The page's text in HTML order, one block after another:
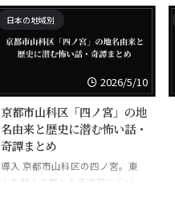
日本の地域別
2026/5/10
京都市山科区「四ノ宮」の地
名由来と歴史に潜む怖い話・
奇譚まとめ
導入 京都市山科区の四ノ宮。東
山を越えて都へ入る道筋に沿い、